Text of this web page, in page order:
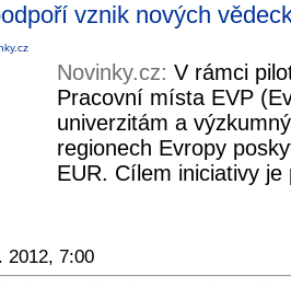
vznik nových
Novinky.cz: V rámci
Pracovní místa EVP
univerzitám a
regionech Evropy
EUR. Cílem iniciativy je
2012, 7:00